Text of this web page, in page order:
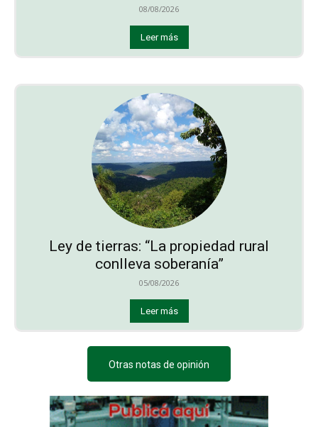
08/08/2026
Leer más
Ley de tierras: “La propiedad rural
conlleva soberanía”
05/08/2026
Leer más
Otras notas de opinión